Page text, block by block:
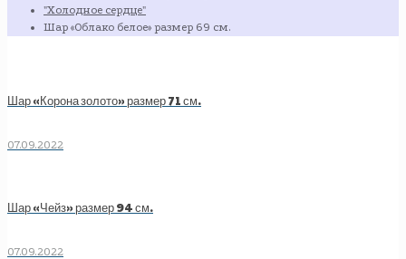
"Холодное сердце"
Шар «Облако белое» размер 69 см.
Шар «Корона золото» размер 71 см.
07.09.2022
Шар «Чейз» размер 94 см.
07.09.2022